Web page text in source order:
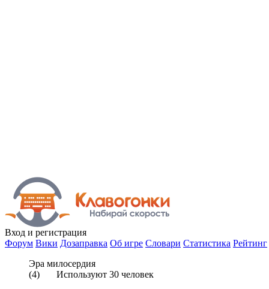
Вход и регистрация
Форум Вики Дозаправка Об игре Словари Статистика Рейтинг
Эра милосердия
(4) Используют 30 человек